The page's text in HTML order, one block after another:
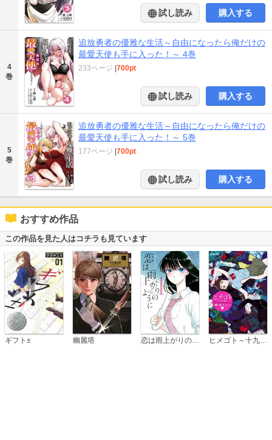
試し読み 購入する
4
巻
追放勇者の優雅な生活～自由になったら俺だけの
最愛天使も手に入った！～ 4巻
233ページ |700pt
試し読み 購入する
5
巻
追放勇者の優雅な生活～自由になったら俺だけの
最愛天使も手に入った！～ 5巻
177ページ |700pt
試し読み 購入する
おすすめ作品
この作品を見た人はコチラも見ています
ギフト± 幽麗塔 ヒメゴト～十九歳の制服～